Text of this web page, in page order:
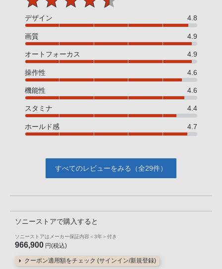
デザイン 4.8
画質 4.9
オートフォーカス 4.9
操作性 4.6
機能性 4.6
スタミナ 4.4
ホールド感 4.7
すべてのレビューをみる（全29件）
ソニーストアで購入すると
ソニーストアはメーカー保証内容 ＜3年＞ 付き
966,900 円(税込)
クーポン適用額をチェック (サインイン/新規登録)